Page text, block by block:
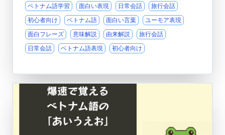
ベトナム語学習 面白い表現 日常会話
旅行会話
初心者向け
ベトナム語 面白い言葉
ユーモア表現
面白フレーズ
意味解説 由来解説
旅行会話
日常会話
ベトナム語表現 初心者向け